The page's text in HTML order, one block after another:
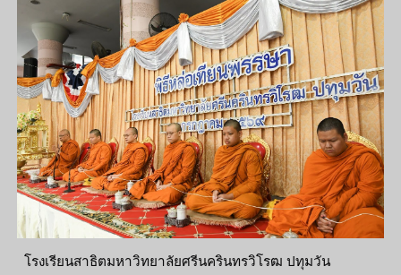
โรงเรียนสาธิตมหาวิทยาลัยศรีนครินทรวิโรฒ ปทุมวัน